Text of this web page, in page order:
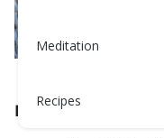
Meditation
Recipes
中鏈三酸甘油